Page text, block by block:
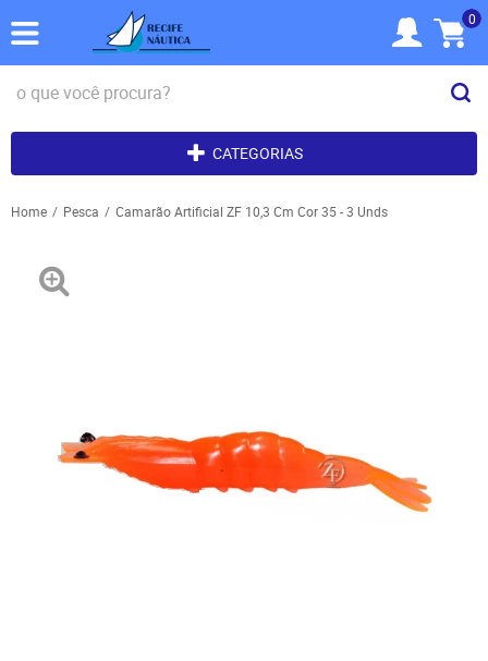
0
CATEGORIAS
Home Pesca Camarão Artificial ZF 10,3 Cm Cor 35 - 3 Unds